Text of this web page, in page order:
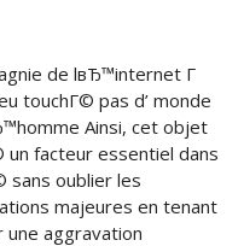
de lвЂ™internet Г
touchГ© pas d’ monde
Ainsi, cet objet
un facteur essentiel dans
sans oublier les
majeures en tenant
aggravation